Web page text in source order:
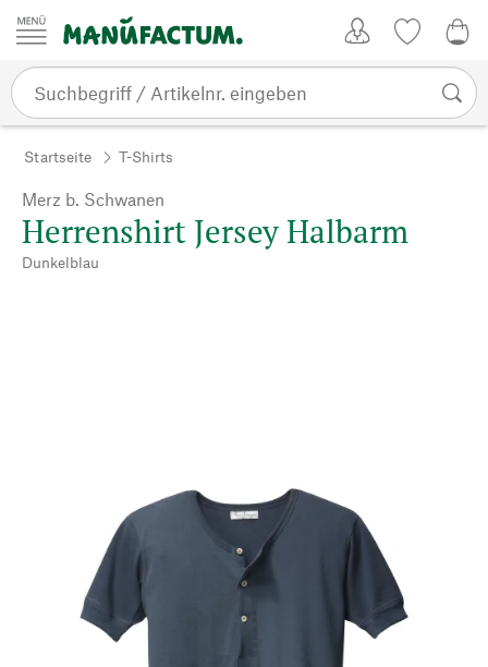
Zum Inhalt springen
Startseite T-Shirts
Merz b. Schwanen
Herrenshirt Jersey Halbarm
Dunkelblau